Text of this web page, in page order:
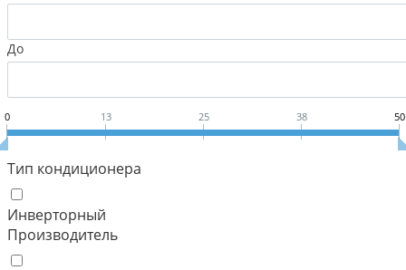
До
0 13 25 38 50
Тип кондиционера
Инверторный
Производитель